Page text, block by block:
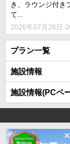
き、ラウンジ付き
て...
2026年07月26日
プラン一覧
施設情報
施設情報(PCペ